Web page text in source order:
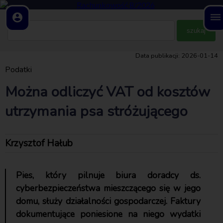
account_circle dehaze
Data publikacji: 2026-01-14
Podatki
Można odliczyć VAT od kosztów
utrzymania psa stróżującego
Krzysztof Hałub
Pies, który pilnuje biura doradcy ds.
cyberbezpieczeństwa mieszczącego się w jego
domu, służy działalności gospodarczej. Faktury
dokumentujące poniesione na niego wydatki